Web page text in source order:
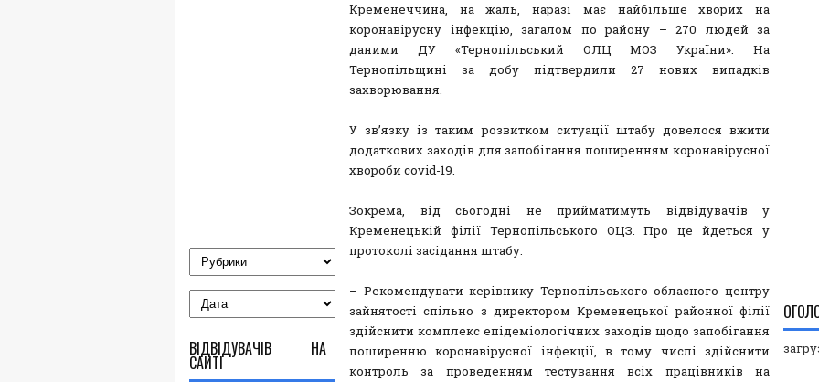
Кременеччина, на жаль, наразі має найбільше хворих на
коронавірусну інфекцію, загалом по району – 270 людей за
даними ДУ «Тернопільський ОЛЦ МОЗ України». На
Тернопільщині за добу підтвердили 27 нових випадків
захворювання.
У зв’язку із таким розвитком ситуації штабу довелося вжити
додаткових заходів для запобігання поширенням коронавірусної
хвороби covid-19.
Зокрема, від сьогодні не прийматимуть відвідувачів у
Кременецькій філії Тернопільського ОЦЗ. Про це йдеться у
протоколі засідання штабу.
– Рекомендувати керівнику Тернопільського обласного центру
зайнятості спільно з директором Кременецької районної філії
здійснити комплекс епідеміологічних заходів щодо запобігання
поширенню коронавірусної інфекції, в тому числі здійснити
контроль за проведенням тестування всіх працівників на
ВІДВІДУВАЧІВ НА
САЙТІ